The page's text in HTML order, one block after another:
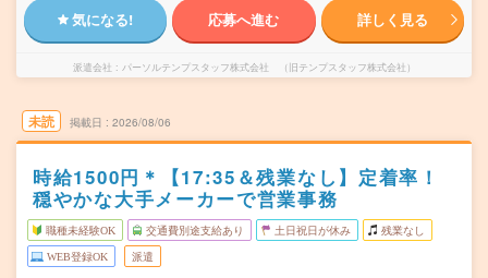
気になる! 応募へ進む 詳しく見る
派遣会社 パーソルテンプスタッフ株式会社 （旧テンプスタッフ株式会社）
未読 掲載日 2026/08/06
時給1500円＊【17:35＆残業なし】定着率！
穏やかな大手メーカーで営業事務
職種未経験OK 交通費別途支給あり 土日祝日が休み 残業なし
WEB登録OK 派遣